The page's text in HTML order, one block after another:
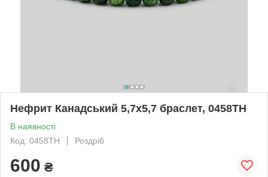
Нефрит Канадський 5,7х5,7 браслет, 0458ТН
В наявності
Код: 0458ТН
Роздріб
600 ₴